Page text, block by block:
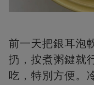
前一天把銀耳泡
扔，按煮粥鍵就
吃，特別方便。